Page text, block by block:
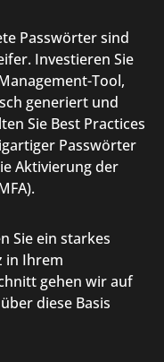
Passwörter sind
Investieren Sie
Tool,
generiert und
Sie Best Practices
Passwörter
Aktivierung der
Sie ein starkes
in Ihrem
gehen wir auf
diese Basis